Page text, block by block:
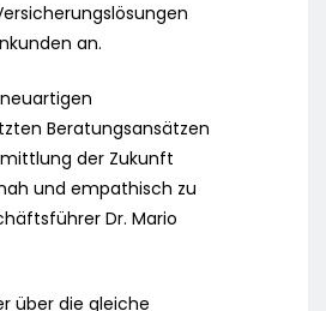
an.
Beratungsansätzen
der Zukunft
und empathisch zu
Dr. Mario
über die gleiche